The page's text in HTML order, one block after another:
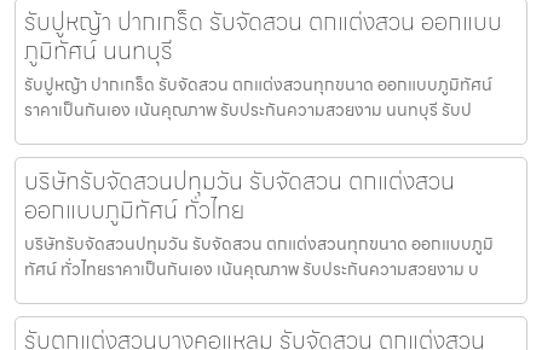
รับปูหญ้า ปากเกร็ด รับจัดสวน ตกแต่งสวน ออกแบบ
ภูมิทัศน์ นนทบุรี
รับปูหญ้า ปากเกร็ด รับจัดสวน ตกแต่งสวนทุกขนาด ออกแบบภูมิทัศน์
ราคาเป็นกันเอง เน้นคุณภาพ รับประกันความสวยงาม นนทบุรี รับป
บริษัทรับจัดสวนปทุมวัน รับจัดสวน ตกแต่งสวน
ออกแบบภูมิทัศน์ ทั่วไทย
บริษัทรับจัดสวนปทุมวัน รับจัดสวน ตกแต่งสวนทุกขนาด ออกแบบภูมิ
ทัศน์ ทั่วไทยราคาเป็นกันเอง เน้นคุณภาพ รับประกันความสวยงาม บ
รับตกแต่งสวนบางคอแหลม รับจัดสวน ตกแต่งสวน